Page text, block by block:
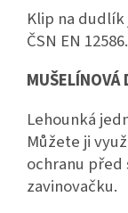
Klip na
ČSN EN 12586.
MUŠELÍNOVÁ
Lehounká
Můžete ji
ochranu
zavinovačku.